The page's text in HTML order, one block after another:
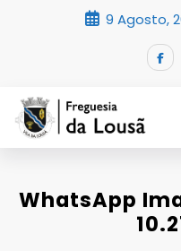
9 Agosto,
WhatsApp